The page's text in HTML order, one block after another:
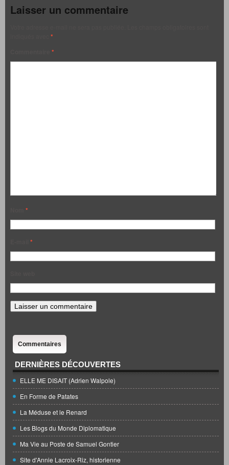
Laisser un commentaire
*
*
*
*
Commentaires
DERNIÈRES DÉCOUVERTES
ELLE ME DISAIT (Adrien Walpole)
En Forme de Patates
La Méduse et le Renard
Les Blogs du Monde Diplomatique
Ma Vie au Poste de Samuel Gontier
Site d'Annie Lacroix-Riz, historienne